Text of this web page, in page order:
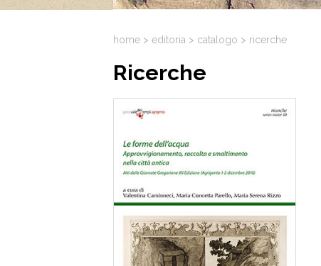
home > editoria > catalogo > ricerche
Ricerche